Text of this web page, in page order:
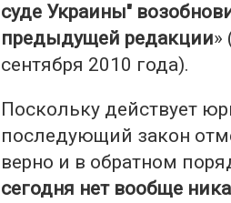
суде Украины"
предыдущей редакции»
сентября 2010 года).
Поскольку действует
последующий закон
верно и в обратном
сегодня нет вообще